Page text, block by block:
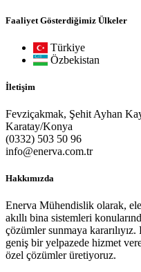
Faaliyet Gösterdiğimiz Ülkeler
Türkiye
Özbekistan
İletişim
Fevziçakmak, Şehit Ayhan
Karatay/Konya
(0332) 503 50 96
info@enerva.com.tr
Hakkımızda
Enerva Mühendislik olarak,
akıllı bina sistemleri
çözümler sunmaya
geniş bir yelpazede hizmet
özel çözümler üretiyoruz.